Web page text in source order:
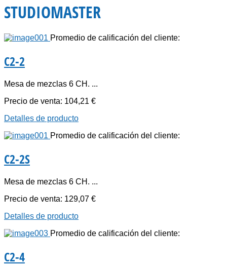
STUDIOMASTER
Promedio de calificación del cliente:
C2-2
Mesa de mezclas 6 CH. ...
Precio de venta: 104,21 €
Detalles de producto
Promedio de calificación del cliente:
C2-2S
Mesa de mezclas 6 CH. ...
Precio de venta: 129,07 €
Detalles de producto
Promedio de calificación del cliente:
C2-4